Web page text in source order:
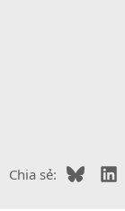
Chia sẻ: Bluesky